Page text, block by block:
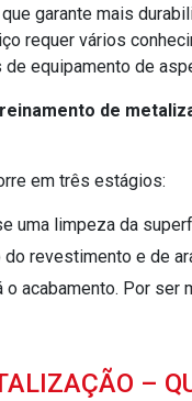
garante mais
requer vários
equipamento de
de
em três estágios:
uma limpeza da
do revestimento e de
–